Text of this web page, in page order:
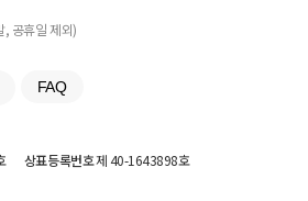
, 공휴일 제외)
FAQ
상표등록번호제 40-1643898호